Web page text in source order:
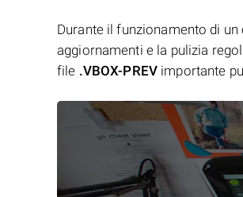
Durante il funzionamento di
aggiornamenti e la pulizia
file .VBOX-PREV importante